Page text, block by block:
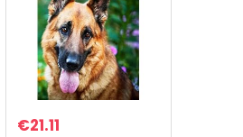
€21.11